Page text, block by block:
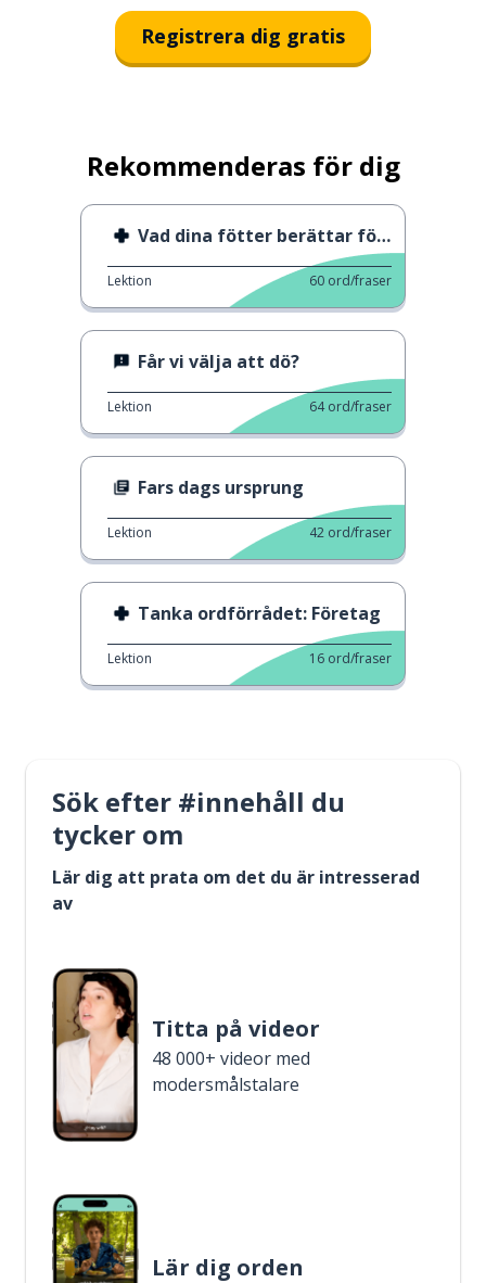
Registrera dig gratis
Rekommenderas för dig
Vad dina fötter berättar för dig
Lektion 60 ord/fraser
Får vi välja att dö?
Lektion 64 ord/fraser
Fars dags ursprung
Lektion 42 ord/fraser
Tanka ordförrådet: Företag
Lektion 16 ord/fraser
Sök efter #innehåll du
tycker om
Lär dig att prata om det du är intresserad
av
Titta på videor
48 000+ videor med
modersmålstalare
Lär dig orden